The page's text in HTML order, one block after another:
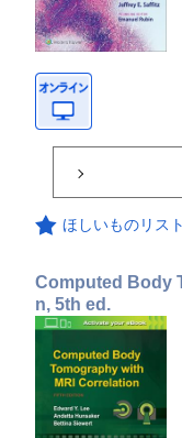
ほしいものリス
Computed Body
n, 5th ed.